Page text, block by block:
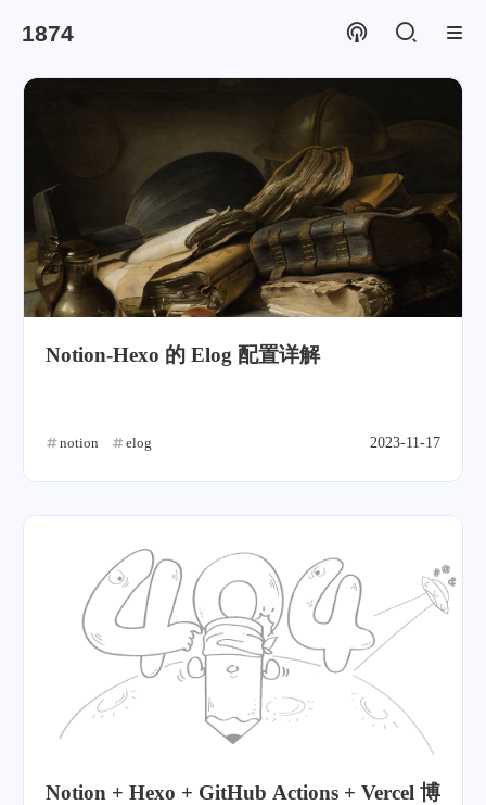
1874
Notion-Hexo 的 Elog 配置详解
notion elog 2023-11-17
Notion + Hexo + GitHub Actions + Vercel 博